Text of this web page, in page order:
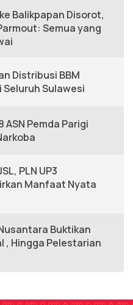
Balikpapan Disorot,
Semua yang
Distribusi BBM
Seluruh Sulawesi
ASN Pemda Parigi
PLN UP3
Manfaat Nyata
Buktikan
, Hingga Pelestarian